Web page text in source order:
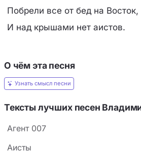
Побрели все от бед на Восток,
И над крышами нет аистов.
О чём эта песня
Узнать смысл песни
Тексты лучших песен
Агент 007
Аисты